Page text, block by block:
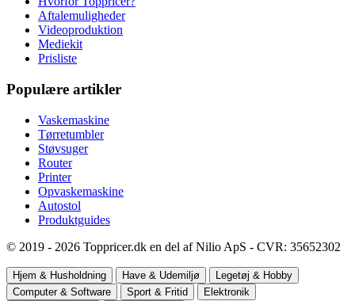
Aftalemuligheder
Videoproduktion
Mediekit
Prisliste
Populære artikler
Vaskemaskine
Tørretumbler
Støvsuger
Router
Printer
Opvaskemaskine
Autostol
Produktguides
© 2019 - 2026 Toppricer.dk en del af Nilio ApS - CVR: 35652302
Hjem & Husholdning Have & Udemiljø
Legetøj & Hobby
Computer & Software
Sport & Fritid
Elektronik